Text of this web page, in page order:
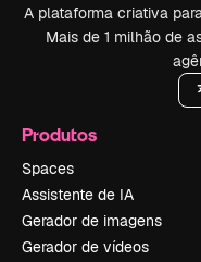
A plataforma criativa
Mais de 1 milhão de
Produtos
Spaces
Assistente de IA
Gerador de imagens
Gerador de vídeos